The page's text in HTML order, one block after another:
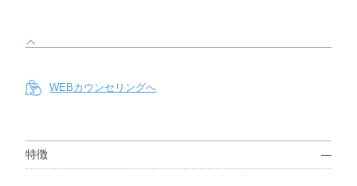
WEBカウンセリングへ
特徴